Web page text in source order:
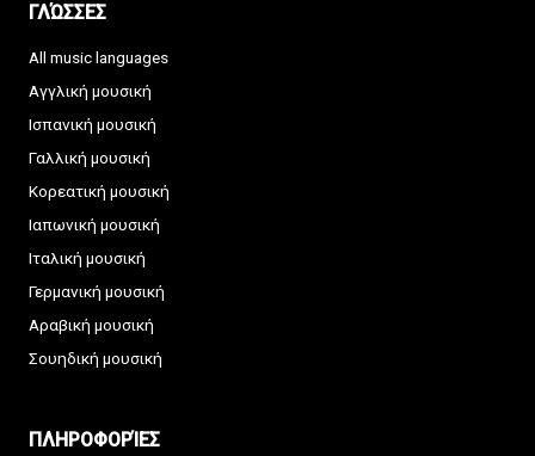
ΓΛΏΣΣΕΣ
All music languages
Αγγλική μουσική
Ισπανική μουσική
Γαλλική μουσική
Κορεατική μουσική
Ιαπωνική μουσική
Ιταλική μουσική
Γερμανική μουσική
Αραβική μουσική
Σουηδική μουσική
ΠΛΗΡΟΦΟΡΊΕΣ